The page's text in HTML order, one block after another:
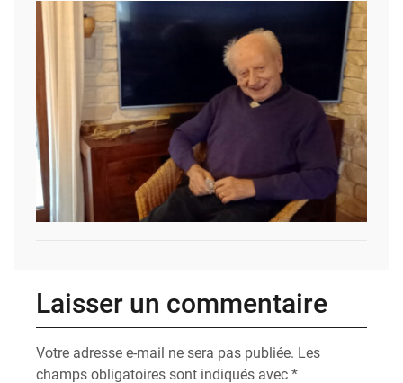
Laisser un commentaire
Votre adresse e-mail ne sera pas publiée. Les
champs obligatoires sont indiqués avec *